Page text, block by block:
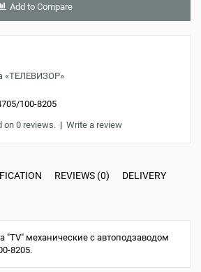
Add to Compare
«ТЕЛЕВИЗОР»
100-8205
on 0 reviews. | Write a review
REVIEWS (0) DELIVERY
"TV" механические с автоподзаводом
8205.